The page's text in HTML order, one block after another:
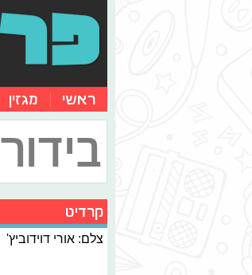
ראשי מגזין
בידור
קרדיט
צלם: אורי דוידוביץ'